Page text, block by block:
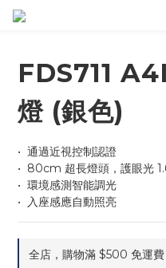
FDS711
燈 (銀色)
•⁠  通過近視控制認證
•⁠  80cm 超長燈頭，護眼光
•⁠  環境感測智能調光
•⁠  入座感應自動照亮
全店，購物滿 $500 免運費